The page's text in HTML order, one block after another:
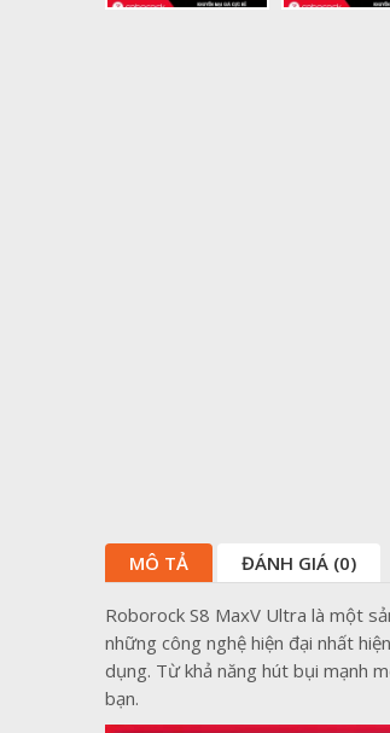
MÔ TẢ ĐÁNH GIÁ (0)
Roborock S8 MaxV Ultra là một
những công nghệ hiện đại nhất
dụng. Từ khả năng hút bụi mạnh
bạn.